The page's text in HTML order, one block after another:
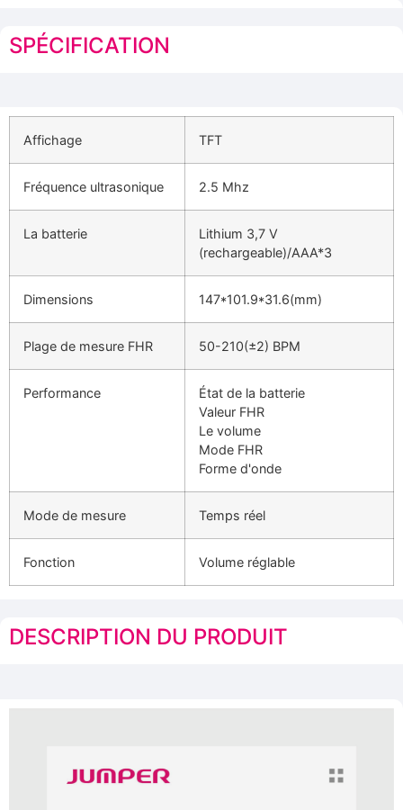
SPÉCIFICATION
Affichage TFT
Fréquence ultrasonique 2.5 Mhz
La batterie
Lithium 3,7 V
(rechargeable)/AAA*3
Dimensions 147*101.9*31.6(mm)
Plage de mesure FHR 50-210(±2) BPM
Performance
État de la batterie
Valeur FHR
Le volume
Mode FHR
Forme d'onde
Mode de mesure Temps réel
Fonction Volume réglable
DESCRIPTION DU PRODUIT